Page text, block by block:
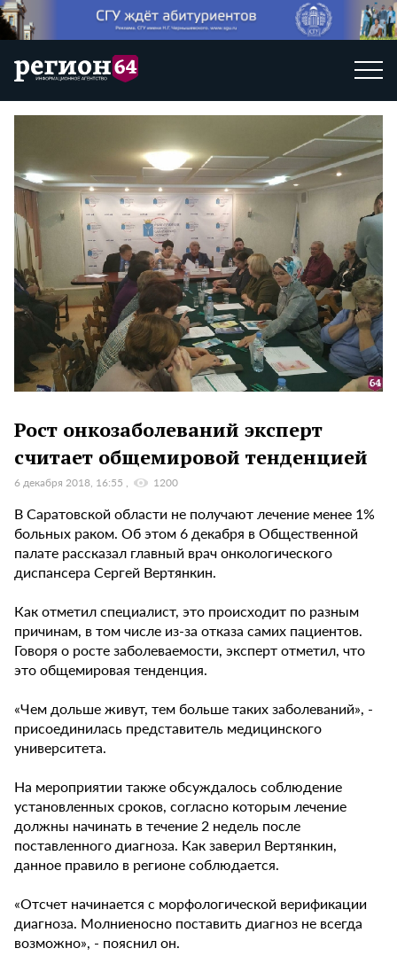
Рост онкозаболеваний эксперт
считает общемировой тенденцией
6 декабря 2018, 16:55 1200
В Саратовской области не получают лечение менее 1%
больных раком. Об этом 6 декабря в Общественной
палате рассказал главный врач онкологического
диспансера Сергей Вертянкин.
Как отметил специалист, это происходит по разным
причинам, в том числе из-за отказа самих пациентов.
Говоря о росте заболеваемости, эксперт отметил, что
это общемировая тенденция.
«Чем дольше живут, тем больше таких заболеваний», -
присоединилась представитель медицинского
университета.
На мероприятии также обсуждалось соблюдение
установленных сроков, согласно которым лечение
должны начинать в течение 2 недель после
поставленного диагноза. Как заверил Вертянкин,
данное правило в регионе соблюдается.
«Отсчет начинается с морфологической верификации
диагноза. Молниеносно поставить диагноз не всегда
возможно», - пояснил он.